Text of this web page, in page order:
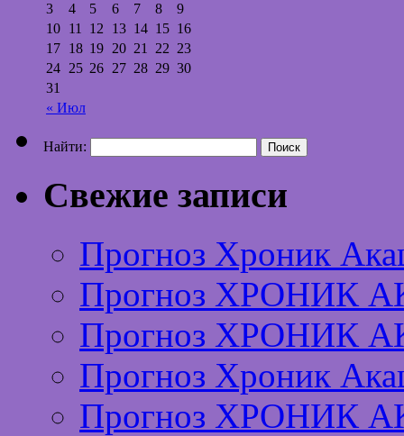
« Июл
3
4 5 6 7 8
9
10 11 12 13 14 15 16
17 18 19 20 21 22 23
24 25 26 27 28 29 30
31
Найти:
Свежие записи
Прогноз Хроник
Прогноз ХРОНИК
Прогноз ХРОНИК
Прогноз Хроник
Прогноз ХРОНИК